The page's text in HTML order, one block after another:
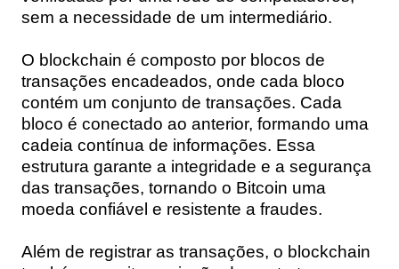
sem a necessidade de um intermediário.
O blockchain é composto por blocos de
transações encadeados, onde cada bloco
contém um conjunto de transações. Cada
bloco é conectado ao anterior, formando uma
cadeia contínua de informações. Essa
estrutura garante a integridade e a segurança
das transações, tornando o Bitcoin uma
moeda confiável e resistente a fraudes.
Além de registrar as transações, o blockchain